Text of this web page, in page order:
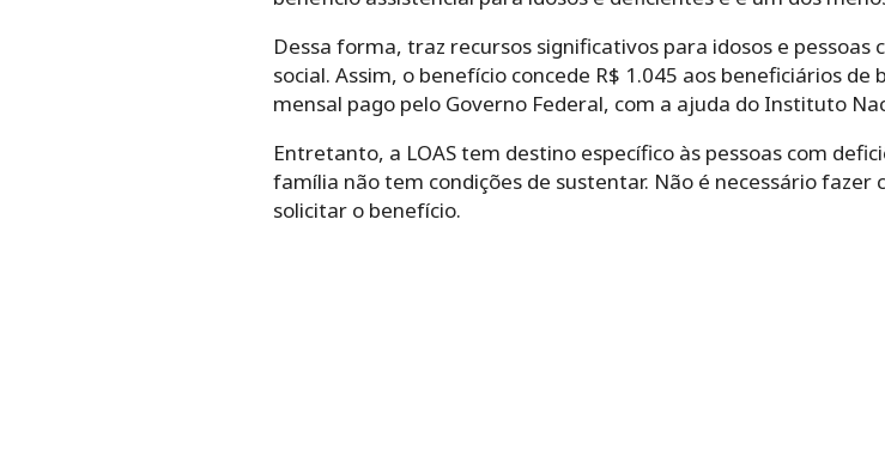
Dessa forma, traz recursos significativos para idosos e
social. Assim, o benefício concede R$ 1.045 aos beneficiários de
mensal pago pelo Governo Federal, com a ajuda do Instituto
Entretanto, a LOAS tem destino específico às pessoas com
família não tem condições de sustentar. Não é necessário fazer
solicitar o benefício.